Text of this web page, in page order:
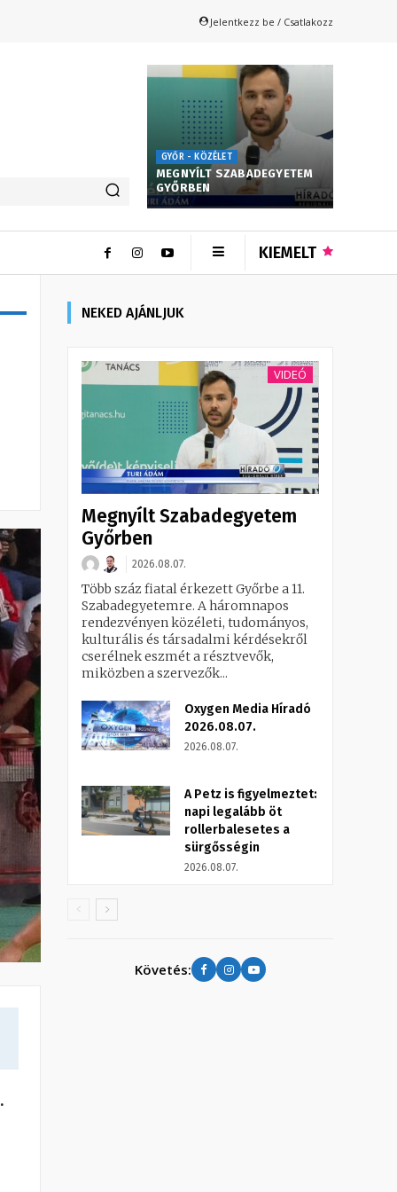
Jelentkezz be / Csatlakozz
GYŐR - KÖZÉLET
MEGNYÍLT SZABADEGYETEM
GYŐRBEN
KIEMELT
NEKED AJÁNLJUK
VIDEÓ
Megnyílt Szabadegyetem
Győrben
2026.08.07.
Több száz fiatal érkezett Győrbe a 11.
Szabadegyetemre. A háromnapos
rendezvényen közéleti, tudományos,
kulturális és társadalmi kérdésekről
cserélnek eszmét a résztvevők,
miközben a szervezők...
Oxygen Media Híradó
2026.08.07.
2026.08.07.
A Petz is figyelmeztet:
napi legalább öt
rollerbalesetes a
sürgősségin
2026.08.07.
Követés: